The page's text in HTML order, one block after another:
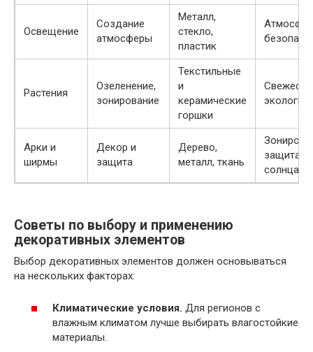
Освещение
Создание
атмосферы
Металл,
стекло,
пластик
Растения
Озеленение,
зонирование
Текстильные
и
керамические
горшки
Свежесть,
Арки и
ширмы
Декор и
защита
Дерево,
металл, ткань
защита
солнца
Советы по выбору и применению
декоративных элементов
Выбор декоративных элементов должен основываться
на нескольких факторах:
Климатические условия. Для регионов с
влажным климатом лучше выбирать влагостойкие
материалы.